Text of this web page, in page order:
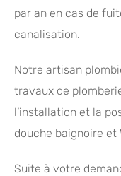
par an en cas de
canalisation.
Notre artisan
travaux de
l’installation et la
douche baignoire et
Suite à votre